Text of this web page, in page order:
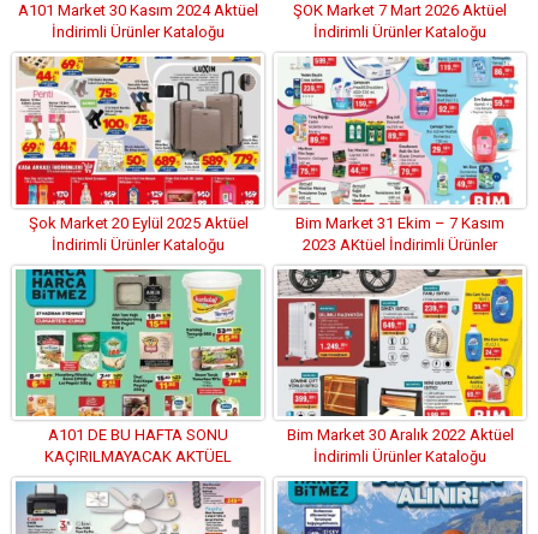
A101 Market 30 Kasım 2024 Aktüel
İndirimli Ürünler Kataloğu
ŞOK Market 7 Mart 2026 Aktüel
İndirimli Ürünler Kataloğu
Şok Market 20 Eylül 2025 Aktüel
İndirimli Ürünler Kataloğu
Bim Market 31 Ekim – 7 Kasım
2023 AKtüel İndirimli Ürünler
Kataloğu
A101 DE BU HAFTA SONU
KAÇIRILMAYACAK AKTÜEL
İNDİRİMLİ ÜRÜNLER KATALOĞU
Bim Market 30 Aralık 2022 Aktüel
İndirimli Ürünler Kataloğu